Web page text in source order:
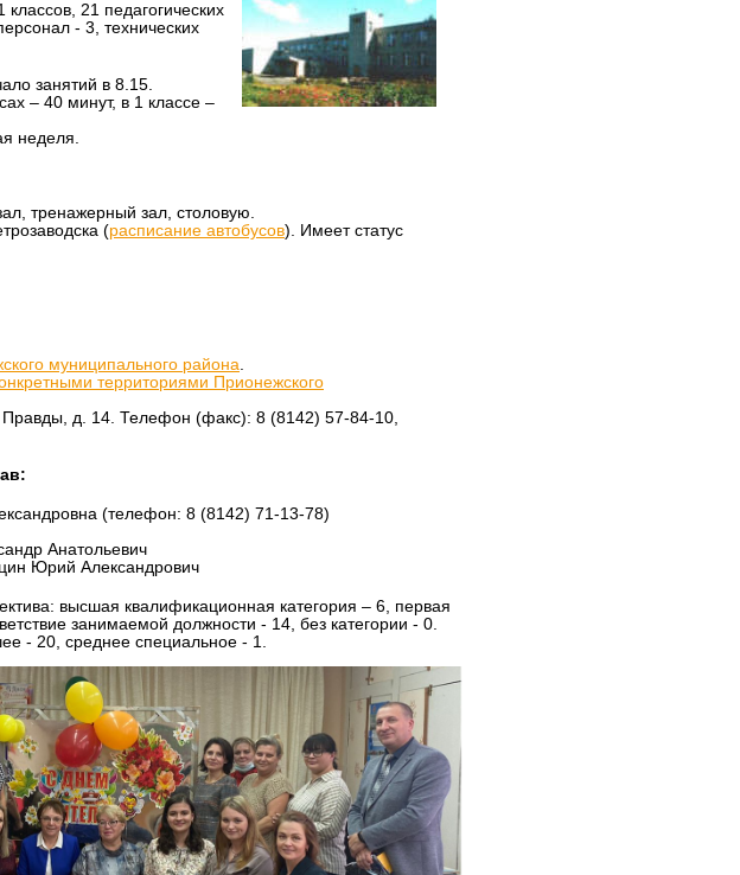
21 педагогических
- 3, технических
занятий в 8.15.
– 40 минут, в 1 классе –
неделя.
тренажерный зал, столовую.
(расписание автобусов). Имеет статус
муниципального района.
территориями Прионежского
Правды, д. 14. Телефон (факс): 8 (8142) 57-84-10,
(телефон: 8 (8142) 71-13-78)
Анатольевич
Юрий Александрович
высшая квалификационная категория – 6, первая
занимаемой должности - 14, без категории - 0.
- 20, среднее специальное - 1.